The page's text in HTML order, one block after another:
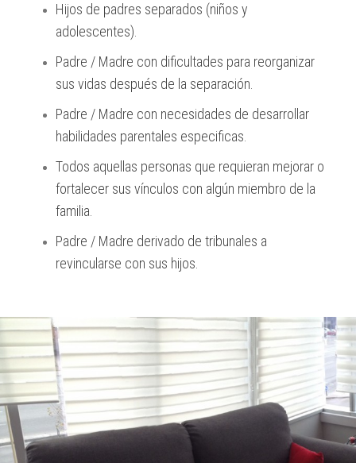
Hijos de padres separados (niños y
adolescentes).
Padre / Madre con dificultades para reorganizar
sus vidas después de la separación.
Padre / Madre con necesidades de desarrollar
habilidades parentales especificas.
Todos aquellas personas que requieran mejorar o
fortalecer sus vínculos con algún miembro de la
familia.
Padre / Madre derivado de tribunales a
revincularse con sus hijos.